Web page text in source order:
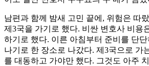
남편과 함께 밤새 고민 끝에, 위험은 따
제3국을 가기로 했다. 비싼 변호사 비용
하기로 했다. 이른 아침부터 준비를 단
나기로 한 장소로 나갔다. 제3국으로 가
를 대동하고 가야만 했다. 그것도 아주